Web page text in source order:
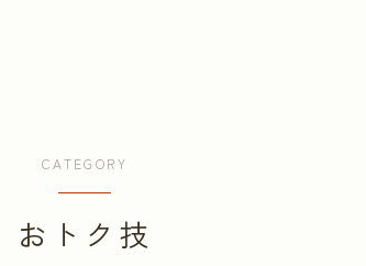
CATEGORY
おトク技